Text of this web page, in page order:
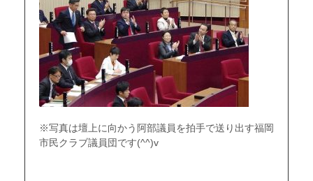
※写真は壇上に向かう阿部議員を拍手で送り出す福岡
市民クラブ議員団です(^^)v